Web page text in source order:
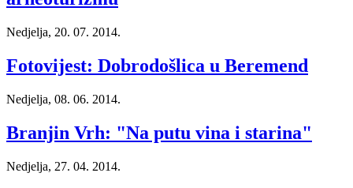
Nedjelja, 20. 07. 2014.
Fotovijest: Dobrodošlica u Beremend
Nedjelja, 08. 06. 2014.
Branjin Vrh: "Na putu vina i starina"
Nedjelja, 27. 04. 2014.